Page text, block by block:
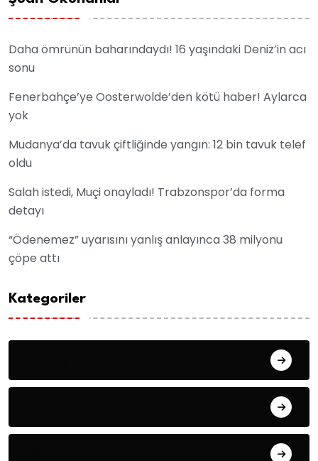
Daha ömrünün baharındaydı! 16 yaşındaki Deniz’in acı
sonu
Fenerbahçe’ye Oosterwolde’den kötü haber! Aylarca
yok
Mudanya’da tavuk çiftliğinde yangın: 12 bin tavuk telef
oldu
Salah istedi, Muçi onayladı! Trabzonspor’da forma
detayı
“Ödenemez” uyarısını yanlış anlayınca 38 milyonu
çöpe attı
Kategoriler